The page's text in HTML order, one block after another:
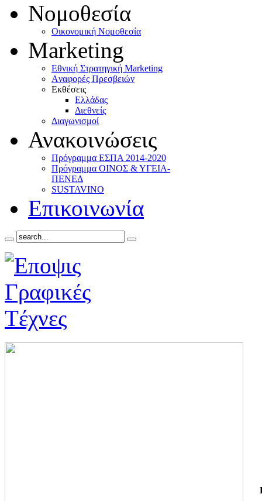
Νομοθεσία
Οικονομική Νομοθεσία
Marketing
Eθνική Στρατηγική Marketing
Aναφορές Πρεσβειών
Eκθέσεις
Eλλάδας
Διεθνείς
Διαγωνισμοί
Ανακοινώσεις
Πρόγραμμα ΕΣΠΑ 2014-2020
Πρόγραμμα ΟΙΝΟΣ & ΥΓΕΙΑ-
ΠΕΝΕΔ
SUSTAVINO
Επικοινωνία